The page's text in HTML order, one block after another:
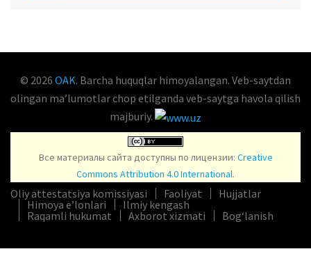
© 2026 OAK. Barcha huquqlar himoyalangan. Veb-saytdan
olingan maʼlumotlar chop etilganda veb-saytga havola qilish
majburiy.
Все материалы сайта доступны по лицензии: Creative
Commons Attribution 4.0 International.
Oliy attestatsiya komissiyasi Faoliyat
Hujjatlar
Himoya e’lonlari
Ilmiy kengash
Raqamli hukumat
Axborot xizmati Bog‘lanish